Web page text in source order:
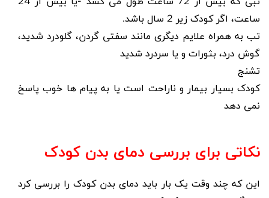
ساعت، اگر کودک زیر 2 سال باشد.
تب به همراه علایم دیگری مانند سفتی گردن، گلودرد شدید،
گوش درد، بثورات و یا سردرد شدید
تشنج
کودک بسیار بیمار و ناراحت است یا به پیام ها خوب پاسخ
نمی دهد
نکاتی برای بررسی دمای بدن کودک
این که چند وقت یک بار باید دمای بدن کودک را بررسی کرد